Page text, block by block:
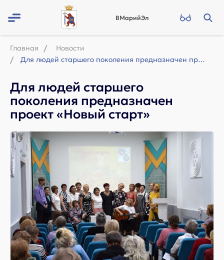
ВМарийЭл
Главная
Новости
Для людей старшего поколения предназначен проект «Новый старт»
Для людей старшего
поколения предназначен
проект «Новый старт»